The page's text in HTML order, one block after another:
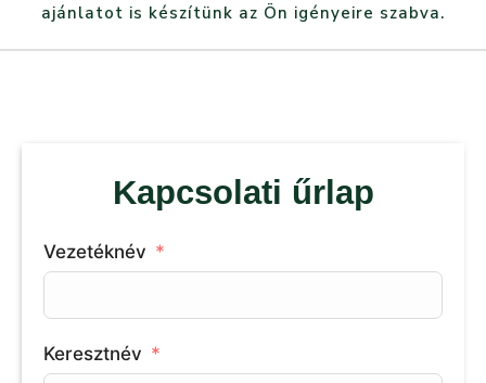
ajánlatot is készítünk az Ön igényeire szabva.
Kapcsolati űrlap
Vezetéknév
Keresztnév